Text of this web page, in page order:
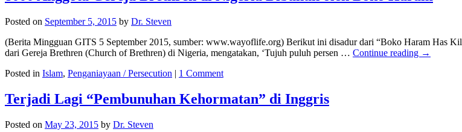
Posted on September 5, 2015 by Dr. Steven
(Berita Mingguan GITS 5 September 2015, sumber: www.wayoflife.org) Berikut ini disadur dari “Boko Haram Has
dari Gereja Brethren (Church of Brethren) di Nigeria, mengatakan, ‘Tujuh puluh persen … Continue reading →
Posted in Islam, Penganiayaan / Persecution | 1 Comment
Terjadi Lagi “Pembunuhan Kehormatan” di Inggris
Posted on May 23, 2015 by Dr. Steven